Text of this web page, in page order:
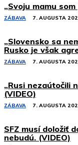
„Svoju mamu
ZÁBAVA 7. AUGUSTA
„Slovensko sa
Rusko je však
ZÁBAVA 7. AUGUSTA
„Rusi nezaútočili
(VIDEO)
ZÁBAVA 7. AUGUSTA
SFZ musí doložiť
nebudú. (VIDEO)